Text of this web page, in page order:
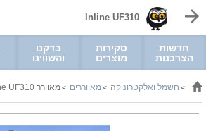
Inline UF310
חדשות
הצרכנות
סקירות
מוצרים
בדקנו
והשווינו
> חשמל ואלקטרוניקה >מאווררים >מאוורר Inline UF310